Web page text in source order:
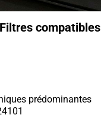
Filtres compatibles
prédominantes